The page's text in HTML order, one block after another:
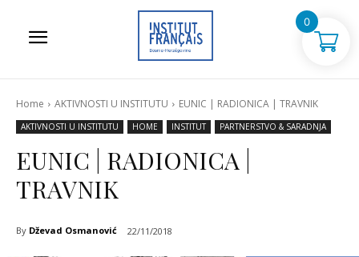
Home AKTIVNOSTI U INSTITUTU EUNIC | RADIONICA | TRAVNIK
AKTIVNOSTI U INSTITUTU HOME INSTITUT PARTNERSTVO & SARADNJA
EUNIC | RADIONICA |
TRAVNIK
By Dževad Osmanović 22/11/2018
0